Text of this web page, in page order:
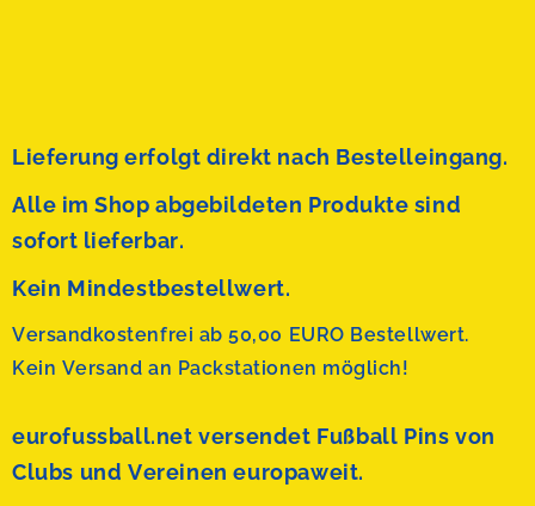
Lieferung erfolgt direkt nach Bestelleingang.
Alle im Shop abgebildeten Produkte sind
sofort lieferbar.
Kein Mindestbestellwert.
Versandkostenfrei ab 50,00 EURO Bestellwert.
Kein Versand an Packstationen möglich!
eurofussball.net versendet Fußball Pins von
Clubs und Vereinen europaweit.